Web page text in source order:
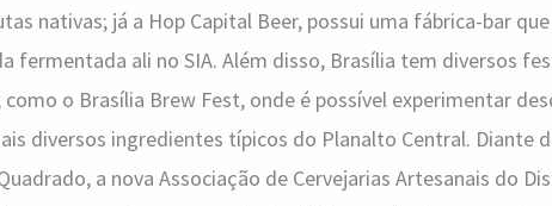
nativas; já a Hop Capital Beer, possui uma fábrica-bar
fermentada ali no SIA. Além disso, Brasília tem diversos
o Brasília Brew Fest, onde é possível experimentar
diversos ingredientes típicos do Planalto Central. Diante
a nova Associação de Cervejarias Artesanais do